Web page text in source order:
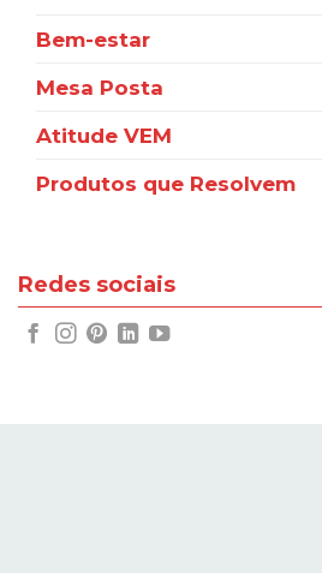
Bem-estar
Mesa Posta
Atitude VEM
Produtos que Resolvem
Redes sociais